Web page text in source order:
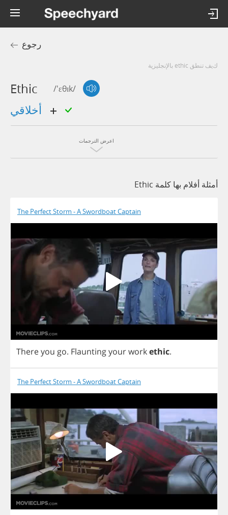
رجوع
كيف تنطق ethic بالإنجليزية
Ethic /'ɛθɪk/
اعرض الترجمات
أمثلة أفلام بها كلمة Ethic
The Perfect Storm - A Swordboat Captain
Thereyou go. Flauntingyourworkethic.
The Perfect Storm - A Swordboat Captain